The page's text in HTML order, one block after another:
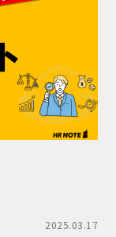
2025.03.17